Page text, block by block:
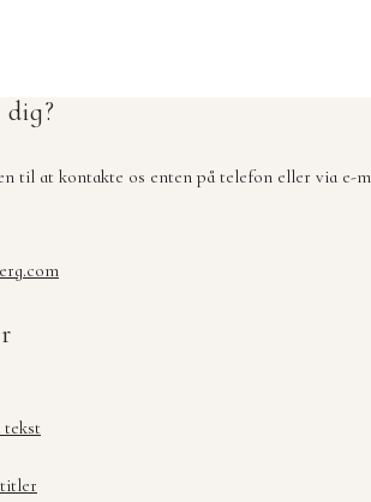
til at kontakte os enten på telefon eller via e-